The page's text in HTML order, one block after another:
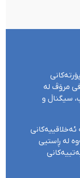
مرۆڤ لە
سیگناڵ و
ئەخلاقییەکانی
لە ڕاستیی